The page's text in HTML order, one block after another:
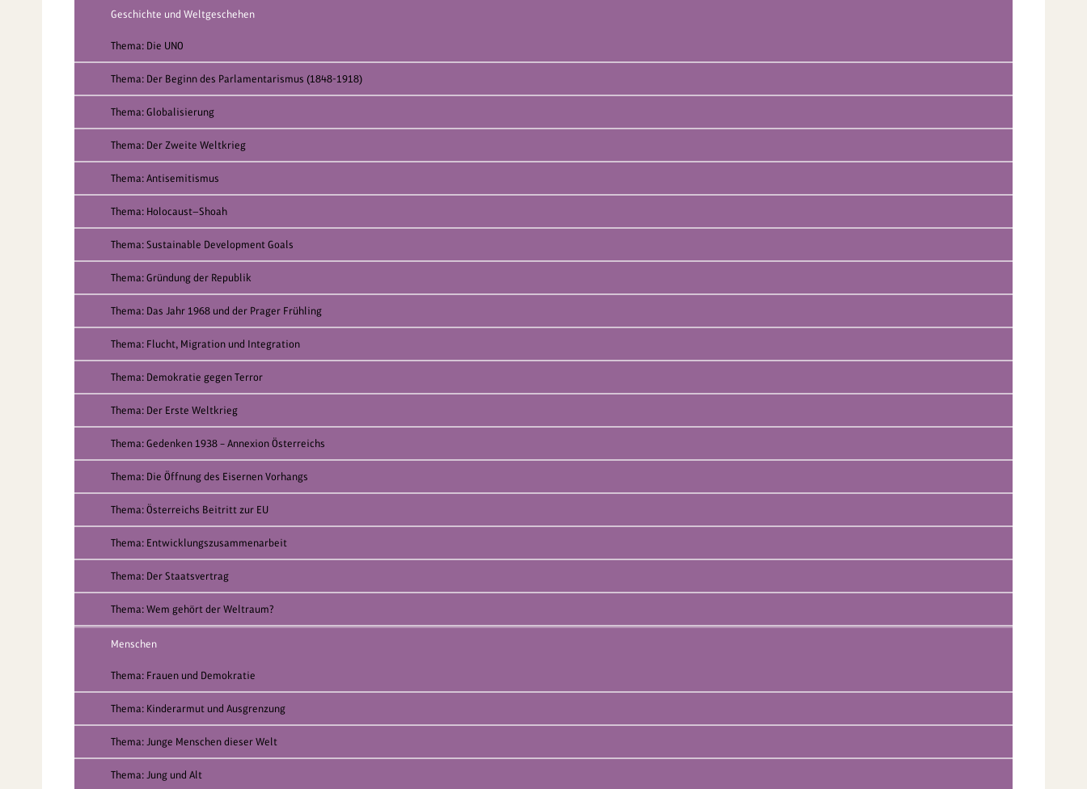
Geschichte und Weltgeschehen
Thema: Die UNO
Thema: Der Beginn des Parlamentarismus (1848-1918)
Thema: Globalisierung
Thema: Der Zweite Weltkrieg
Thema: Antisemitismus
Thema: Holocaust—Shoah
Thema: Sustainable Development Goals
Thema: Gründung der Republik
Thema: Das Jahr 1968 und der Prager Frühling
Thema: Flucht, Migration und Integration
Thema: Demokratie gegen Terror
Thema: Der Erste Weltkrieg
Thema: Gedenken 1938 – Annexion Österreichs
Thema: Die Öffnung des Eisernen Vorhangs
Thema: Österreichs Beitritt zur EU
Thema: Entwicklungszusammenarbeit
Thema: Der Staatsvertrag
Thema: Wem gehört der Weltraum?
Menschen
Thema: Frauen und Demokratie
Thema: Kinderarmut und Ausgrenzung
Thema: Junge Menschen dieser Welt
Thema: Jung und Alt